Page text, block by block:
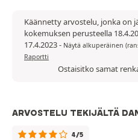
Käännetty arvostelu, jonka on
kokemuksen perusteella
17.4.2023- Näytä alkuperäinen
Raportti
Ostaisitko samat
ARVOSTELU TEKIJÄLTÄ
4/5